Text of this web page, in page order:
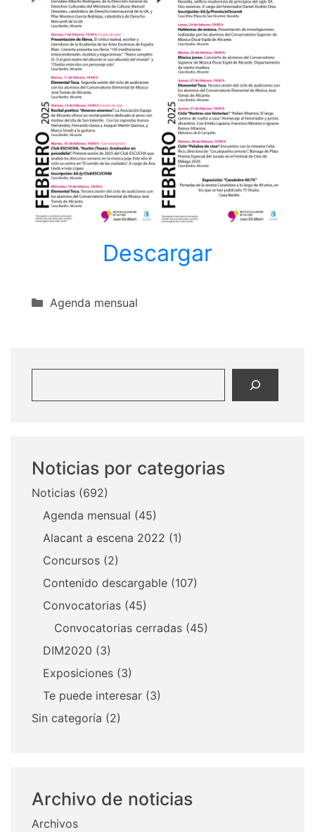
Descargar
Categorías
Agenda mensual
Noticias por categorias
Noticias (692)
Agenda mensual (45)
Alacant a escena 2022 (1)
Concursos (2)
Contenido descargable (107)
Convocatorias (45)
Convocatorias cerradas (45)
DIM2020 (3)
Exposiciones (3)
Te puede interesar (3)
Sin categoría (2)
Archivo de noticias
Archivos